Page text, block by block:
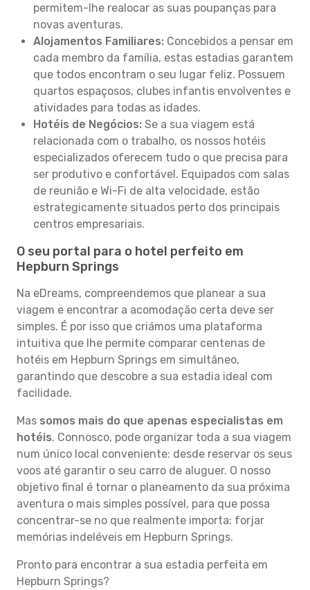
permitem-lhe realocar as suas poupanças para
novas aventuras.
Alojamentos Familiares: Concebidos a pensar em
cada membro da família, estas estadias garantem
que todos encontram o seu lugar feliz. Possuem
quartos espaçosos, clubes infantis envolventes e
atividades para todas as idades.
Hotéis de Negócios: Se a sua viagem está
relacionada com o trabalho, os nossos hotéis
especializados oferecem tudo o que precisa para
ser produtivo e confortável. Equipados com salas
de reunião e Wi-Fi de alta velocidade, estão
estrategicamente situados perto dos principais
centros empresariais.
O seu portal para o hotel perfeito em
Hepburn Springs
Na eDreams, compreendemos que planear a sua
viagem e encontrar a acomodação certa deve ser
simples. É por isso que criámos uma plataforma
intuitiva que lhe permite comparar centenas de
hotéis em Hepburn Springs em simultâneo,
garantindo que descobre a sua estadia ideal com
facilidade.
Mas somos mais do que apenas especialistas em
hotéis. Connosco, pode organizar toda a sua viagem
num único local conveniente: desde reservar os seus
voos até garantir o seu carro de aluguer. O nosso
objetivo final é tornar o planeamento da sua próxima
aventura o mais simples possível, para que possa
concentrar-se no que realmente importa: forjar
memórias indeléveis em Hepburn Springs.
Pronto para encontrar a sua estadia perfeita em
Hepburn Springs?